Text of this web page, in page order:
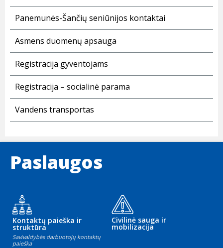
Panemunės-Šančių seniūnijos kontaktai
Asmens duomenų apsauga
Registracija gyventojams
Registracija – socialinė parama
Vandens transportas
Paslaugos
Kontaktų paieška ir
struktūra
Savivaldybės darbuotojų kontaktų
paieška
Civilinė sauga ir
mobilizacija